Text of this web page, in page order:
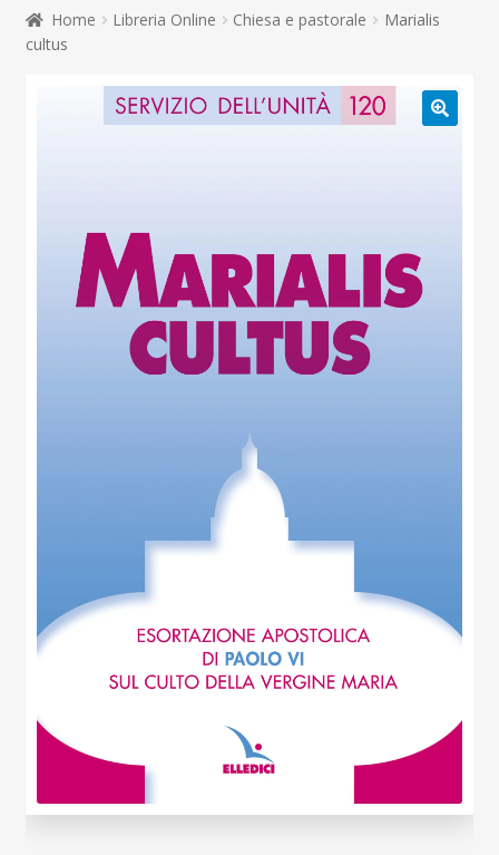
Contatti
child
il
menu
Home Libreria Online Chiesa e pastorale
Marialis
cultus